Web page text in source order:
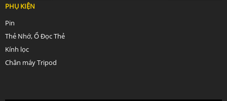
PHỤ KIỆN
Pin
Thẻ Nhớ, Ổ Đọc Thẻ
Kính lọc
Chân máy Tripod